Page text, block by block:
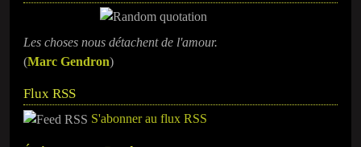
Les choses nous détachent de l'amour.
(Marc Gendron)
Flux RSS
S'abonner au flux RSS